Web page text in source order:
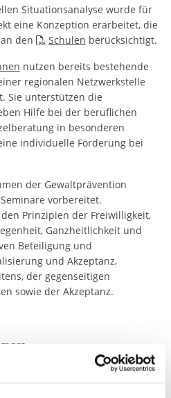
Situationsanalyse wurde für
eine Konzeption erarbeitet, die
den
Schulen berücksichtigt.
nutzen bereits bestehende
regionalen Netzwerkstelle
Sie unterstützen die
Hilfe bei der beruflichen
in besonderen
individuelle Förderung bei
der Gewaltprävention
vorbereitet.
Prinzipien der Freiwilligkeit,
Ganzheitlichkeit und
Beteiligung und
und Akzeptanz,
der gegenseitigen
sowie der Akzeptanz.
der Basis der entsprechenden
Schulversagen und zur Senkung